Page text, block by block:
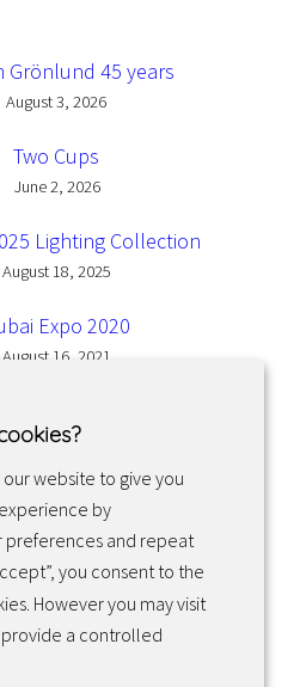
Grönlund 45 years
August 3, 2026
Two Cups
June 2, 2026
Lighting Collection
August 18, 2025
Expo 2020
August 16, 2021
InstagramLinkedIn
website to give you
by
preferences and repeat
you consent to the
However you may visit
a controlled